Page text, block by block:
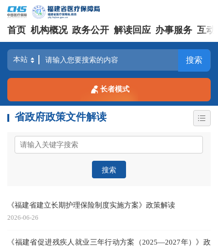
首页 机构概况 政务公开 解读回应 办事服务 互动
搜索
长者模式
省政府政策文件解读
搜索
《福建省建立长期护理保险制度实施方案》政策解读
2026-06-26
《福建省促进残疾人就业三年行动方案（2025—2027年）》政